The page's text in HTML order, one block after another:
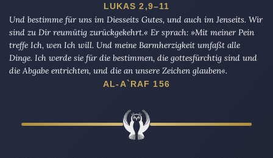
LUKAS 2,9–11
Und bestimme für uns im Diesseits Gutes, und auch im Jenseits. Wir
sind zu Dir reumütig zurückgekehrt.« Er sprach: »Mit meiner Pein
treffe Ich, wen Ich will. Und meine Barmherzigkeit umfaßt alle
Dinge. Ich werde sie für die bestimmen, die gottesfürchtig sind und
die Abgabe entrichten, und die an unsere Zeichen glauben«.
AL-A`RAF 156